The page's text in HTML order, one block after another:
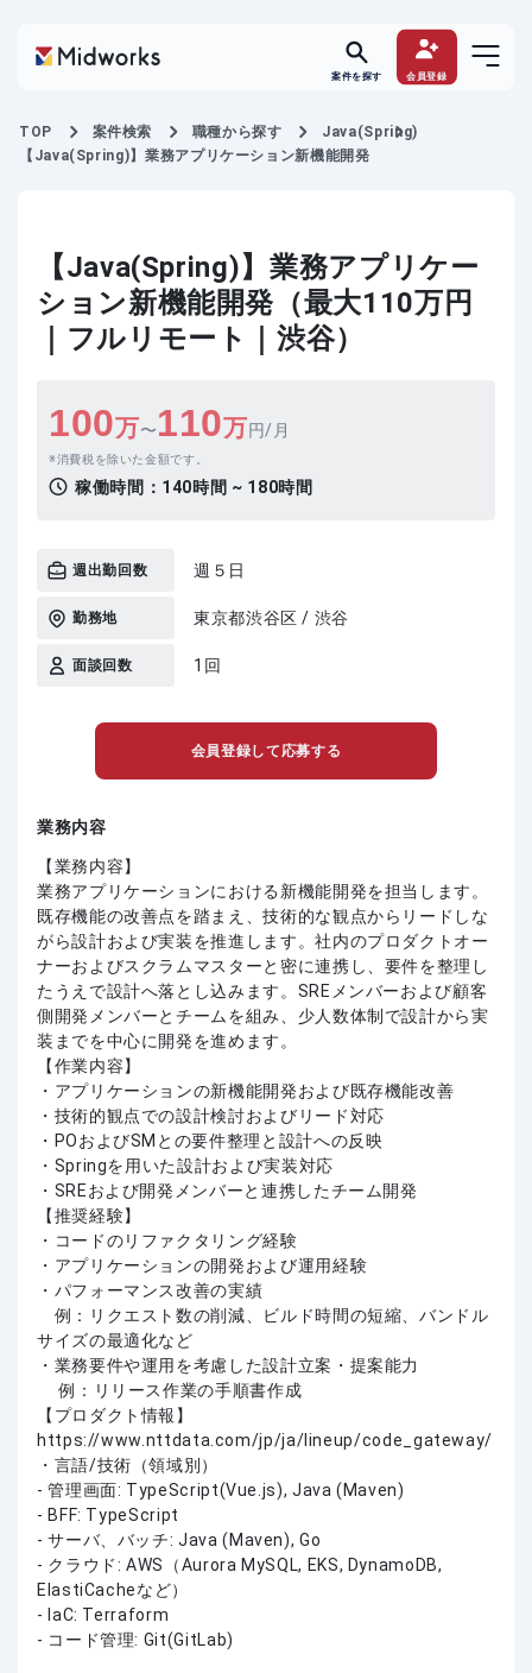
案件を探す 会員登録
TOP 案件検索 職種から探す
Java(Spring)
【Java(Spring)】業務アプリケーション新機能開発
【Java(Spring)】業務アプリケー
ション新機能開発（最大110万円
｜フルリモート｜渋谷）
100万〜110万円/月
消費税を除いた金額です。
稼働時間： 140時間 ~ 180時間
週出勤回数 週５日
勤務地 東京都渋谷区 / 渋谷
面談回数 1回
会員登録して応募する
業務内容
【業務内容】
業務アプリケーションにおける新機能開発を担当します。
既存機能の改善点を踏まえ、技術的な観点からリードしな
がら設計および実装を推進します。社内のプロダクトオー
ナーおよびスクラムマスターと密に連携し、要件を整理し
たうえで設計へ落とし込みます。SREメンバーおよび顧客
側開発メンバーとチームを組み、少人数体制で設計から実
装までを中心に開発を進めます。
【作業内容】
・アプリケーションの新機能開発および既存機能改善
・技術的観点での設計検討およびリード対応
・POおよびSMとの要件整理と設計への反映
・Springを用いた設計および実装対応
・SREおよび開発メンバーと連携したチーム開発
【推奨経験】
・コードのリファクタリング経験
・アプリケーションの開発および運用経験
・パフォーマンス改善の実績
例：リクエスト数の削減、ビルド時間の短縮、バンドル
サイズの最適化など
・業務要件や運用を考慮した設計立案・提案能力
例：リリース作業の手順書作成
【プロダクト情報】
https://www.nttdata.com/jp/ja/lineup/code_gateway/
・言語/技術（領域別）
- 管理画面: TypeScript(Vue.js), Java (Maven)
- BFF: TypeScript
- サーバ、バッチ: Java (Maven), Go
- クラウド: AWS（Aurora MySQL, EKS, DynamoDB,
ElastiCacheなど）
- IaC: Terraform
- コード管理: Git(GitLab)